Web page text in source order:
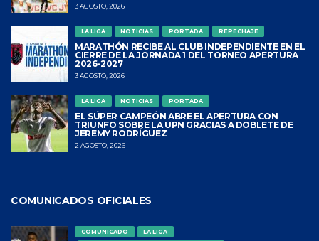
3 AGOSTO, 2026
LA LIGA NOTICIAS PORTADA REPECHAJE
MARATHÓN RECIBE AL CLUB INDEPENDIENTE EN EL
CIERRE DE LA JORNADA 1 DEL TORNEO APERTURA
2026-2027
3 AGOSTO, 2026
LA LIGA NOTICIAS PORTADA
EL SÚPER CAMPEÓN ABRE EL APERTURA CON
TRIUNFO SOBRE LA UPN GRACIAS A DOBLETE DE
JEREMY RODRÍGUEZ
2 AGOSTO, 2026
COMUNICADOS OFICIALES
COMUNICADO
LA LIGA